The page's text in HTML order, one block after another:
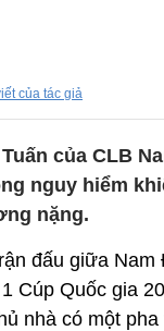
của tác giả
của CLB
nguy hiểm
nặng.
đấu giữa Nam
Cúp Quốc gia
nhà có một